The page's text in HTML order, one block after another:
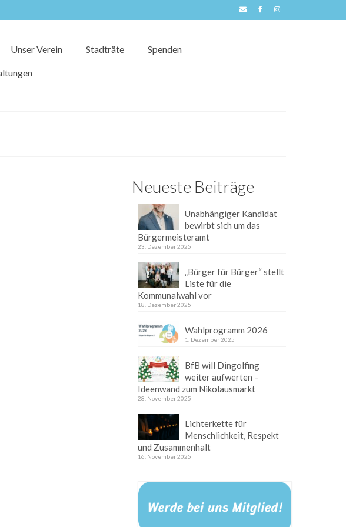
Unser Verein Stadträte Spenden
Neueste Beiträge
Unabhängiger Kandidat
bewirbt sich um das
Bürgermeisteramt
23. Dezember 2025
„Bürger für Bürger“ stellt
Liste für die
Kommunalwahl vor
18. Dezember 2025
Wahlprogramm 2026
1. Dezember 2025
BfB will Dingolfing
weiter aufwerten –
Ideenwand zum Nikolausmarkt
28. November 2025
Lichterkette für
Menschlichkeit, Respekt
und Zusammenhalt
16. November 2025